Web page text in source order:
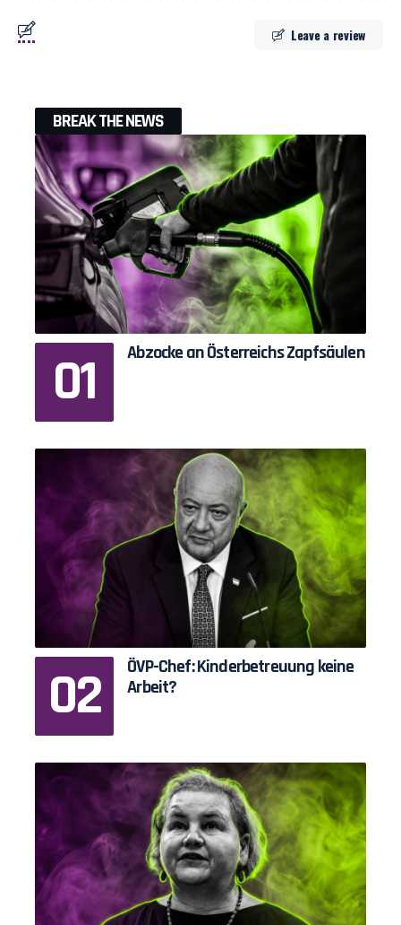
Leave a review
BREAK THE NEWS
Abzocke an Österreichs Zapfsäulen
ÖVP-Chef: Kinderbetreuung keine
Arbeit?